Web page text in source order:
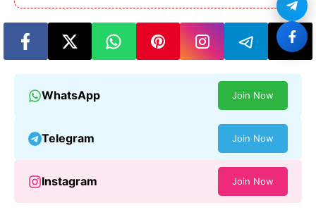
WhatsApp Join Now
Telegram Join Now
Instagram Join Now